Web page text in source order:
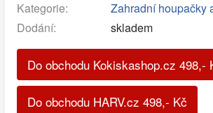
Kategorie:
Zahradní houpačky
Dodání:
skladem
Do obchodu Kokiskashop.cz 498,-
Do obchodu HARV.cz 498,- Kč